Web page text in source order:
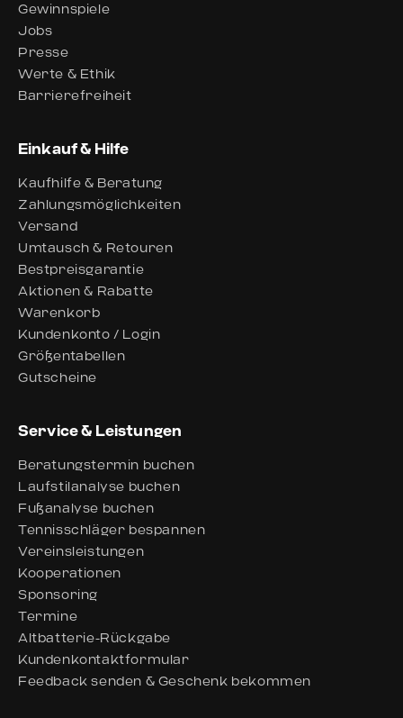
Gewinnspiele
Jobs
Presse
Werte & Ethik
Barrierefreiheit
Einkauf & Hilfe
Kaufhilfe & Beratung
Zahlungsmöglichkeiten
Versand
Umtausch & Retouren
Bestpreisgarantie
Aktionen & Rabatte
Warenkorb
Kundenkonto / Login
Größentabellen
Gutscheine
Service & Leistungen
Beratungstermin buchen
Laufstilanalyse buchen
Fußanalyse buchen
Tennisschläger bespannen
Vereinsleistungen
Kooperationen
Sponsoring
Termine
Altbatterie-Rückgabe
Kundenkontaktformular
Feedback senden & Geschenk bekommen